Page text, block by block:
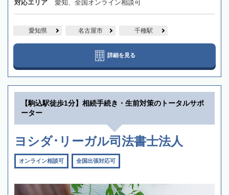
対応エリア 愛知、全国オンライン相談可
愛知県 名古屋市 千種駅
詳細を見る
【駒込駅徒歩1分】相続手続き・生前対策のトータルサポ
ーター
ヨシダ･リーガル司法書士法人
オンライン相談可 全国出張対応可